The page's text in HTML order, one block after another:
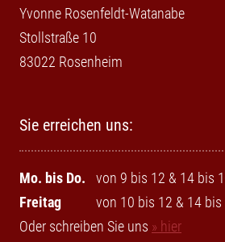
Yvonne Rosenfeldt-Watanabe
Stollstraße 10
83022 Rosenheim
Sie erreichen uns:
Mo. bis Do.
von 9 bis 12 & 14 bis
Freitag
von 10 bis 12 & 14 bis
Oder schreiben Sie uns » hier